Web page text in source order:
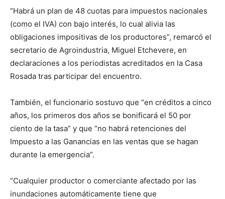
“Habrá un plan de 48 cuotas para impuestos nacionales
(como el IVA) con bajo interés, lo cual alivia las
obligaciones impositivas de los productores”, remarcó el
secretario de Agroindustria, Miguel Etchevere, en
declaraciones a los periodistas acreditados en la Casa
Rosada tras participar del encuentro.
También, el funcionario sostuvo que “en créditos a cinco
años, los primeros dos años se bonificará el 50 por
ciento de la tasa” y que “no habrá retenciones del
Impuesto a las Ganancias en las ventas que se hagan
durante la emergencia”.
“Cualquier productor o comerciante afectado por las
inundaciones automáticamente tiene que